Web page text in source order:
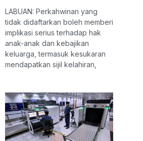
LABUAN: Perkahwinan yang
tidak didaftarkan boleh memberi
implikasi serius terhadap hak
anak-anak dan kebajikan
keluarga, termasuk kesukaran
mendapatkan sijil kelahiran,